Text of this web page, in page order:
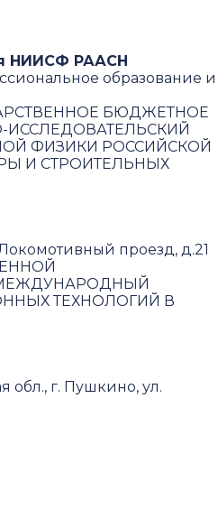
НИИСФ РААСН
образование и
БЮДЖЕТНОЕ
ФИЗИКИ РОССИЙСКОЙ
И СТРОИТЕЛЬНЫХ
проезд, д.21
ТЕХНОЛОГИЙ В
обл., г. Пушкино, ул.